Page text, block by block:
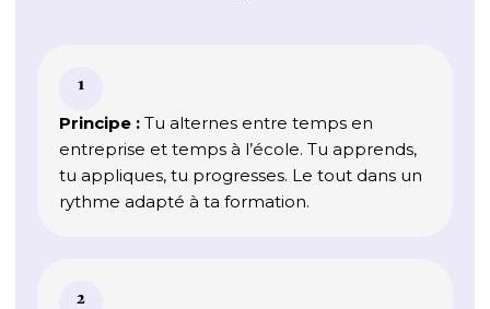
1
Principe : Tu alternes entre temps en
entreprise et temps à l’école. Tu apprends,
tu appliques, tu progresses. Le tout dans un
rythme adapté à ta formation.
2